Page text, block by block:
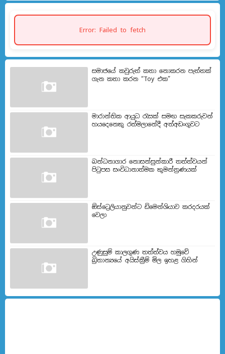
Error: Failed to fetch
සමාජයේ කවුරුත් කතා නොකරන පැත්තක්
ගැන කතා කරන “Toy එක”
මාරාන්තික ආයුධ රැසක් සමඟ සැකකරුවන්
හයදෙනෙකු රත්මලානේදී අත්අඩංගුවට
බන්ධනාගාර නොසන්සුන්කාරී තත්ත්වයන්
පිටුපස සංවිධානාත්මක කුමන්ත්‍රණයක්
ඕස්ට්‍රෙලියානුවන්ට ඩිමෙන්ශියාව කරදරයක්
වෙලා
උණුසුම් කාලගුණ තත්ත්වය හමුවේ
බ්‍රිතාන්‍යයේ අයිස්ක්‍රීම් මිල ඉහළ ගිහින්